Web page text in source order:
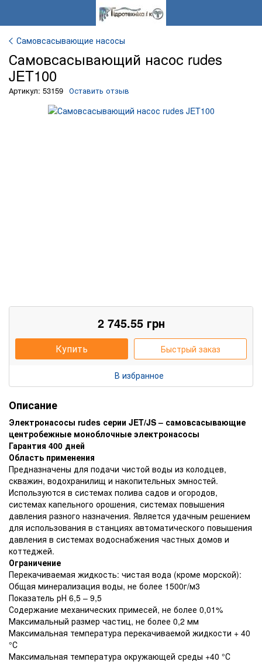
Самовсасывающие насосы
Самовсасывающий насос rudes
JET100
Артикул: 53159 Оставить отзыв
2 745.55грн
Купить Быстрый заказ
В избранное
Описание
Электронасосы rudes серии JET/JS – самовсасывающие
центробежные моноблочные электронасосы
Гарантия 400 дней
Область применения
Предназначены для подачи чистой воды из колодцев,
скважин, водохранилищ и накопительных эмностей.
Используются в системах полива садов и огородов,
системах капельного орошения, системах повышения
давления разного назначения. Является удачным решением
для использования в станциях автоматического повышения
давления в системах водоснабжения частных домов и
коттеджей.
Ограничение
Перекачиваемая жидкость: чистая вода (кроме морской):
Общая минерализация воды, не более 1500г/м3
Показатель рН 6,5 – 9,5
Содержание механических примесей, не более 0,01%
Максимальный размер частиц, не более 0,2 мм
Максимальная температура перекачиваемой жидкости + 40
°С
Максимальная температура окружающей среды +40 °С